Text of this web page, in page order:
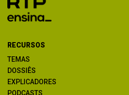
RECURSOS
TEMAS
DOSSIÊS
EXPLICADORES
PODCASTS